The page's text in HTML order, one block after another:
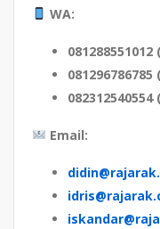
WA:
081288551012
081296786785
Email: